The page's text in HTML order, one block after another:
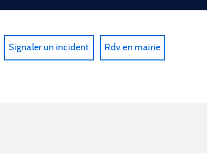
Signaler un incident Rdv en mairie